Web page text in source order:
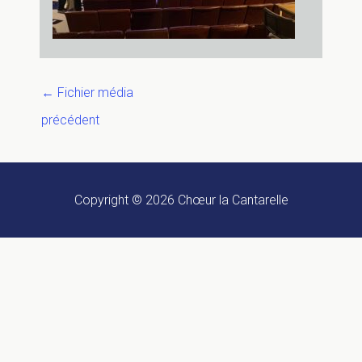
← Fichier média
précédent
Copyright © 2026 Chœur la Cantarelle